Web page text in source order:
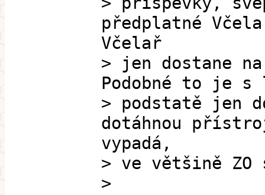
předplatné
Včelař
> jen dostane
Podobné to je
> podstatě jen
dotáhnou
vypadá,
> ve většině
>